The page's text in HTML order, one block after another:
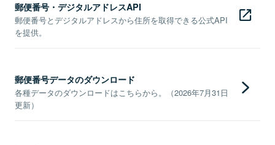
郵便番号・デジタルアドレスAPI
郵便番号とデジタルアドレスから住所を取得できる公式API
を提供。
郵便番号データのダウンロード
各種データのダウンロードはこちらから。（2026年7月31日
更新）